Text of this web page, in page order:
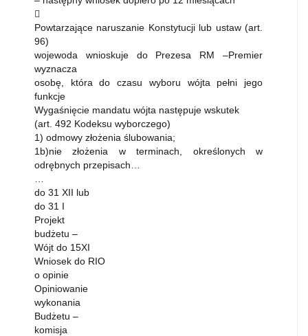

Powtarzające naruszanie Konstytucji lub ustaw (art.
96)
wojewoda wnioskuje do Prezesa RM –Premier
wyznacza
osobę, która do czasu wyboru wójta pełni jego
funkcje
Wygaśnięcie mandatu wójta następuje wskutek
(art. 492 Kodeksu wyborczego)
1) odmowy złożenia ślubowania;
1b)nie złożenia w terminach, określonych w
odrębnych przepisach…
do 31 XII lub
do 31 I
Projekt
budżetu –
Wójt do 15XI
Wniosek do RIO
o opinie
Opiniowanie
wykonania
Budżetu –
komisja